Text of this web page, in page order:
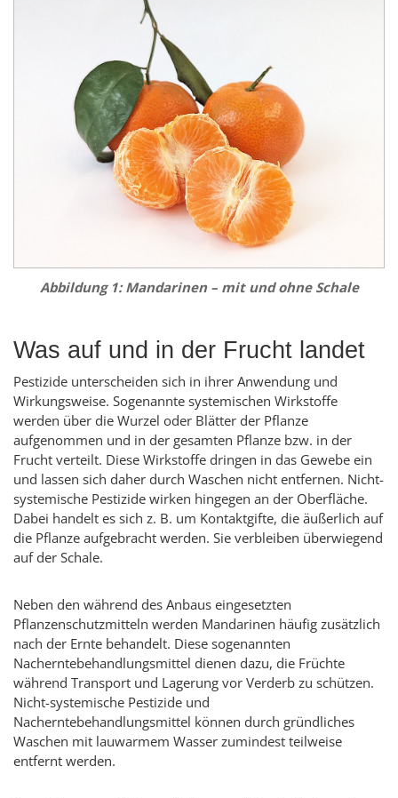
Abbildung 1: Mandarinen – mit und ohne Schale
Was auf und in der Frucht landet
Pestizide unterscheiden sich in ihrer Anwendung und
Wirkungsweise. Sogenannte systemischen Wirkstoffe
werden über die Wurzel oder Blätter der Pflanze
aufgenommen und in der gesamten Pflanze bzw. in der
Frucht verteilt. Diese Wirkstoffe dringen in das Gewebe ein
und lassen sich daher durch Waschen nicht entfernen. Nicht-
systemische Pestizide wirken hingegen an der Oberfläche.
Dabei handelt es sich z. B. um Kontaktgifte, die äußerlich auf
die Pflanze aufgebracht werden. Sie verbleiben überwiegend
auf der Schale.
Neben den während des Anbaus eingesetzten
Pflanzenschutzmitteln werden Mandarinen häufig zusätzlich
nach der Ernte behandelt. Diese sogenannten
Nacherntebehandlungsmittel dienen dazu, die Früchte
während Transport und Lagerung vor Verderb zu schützen.
Nicht-systemische Pestizide und
Nacherntebehandlungsmittel können durch gründliches
Waschen mit lauwarmem Wasser zumindest teilweise
entfernt werden.